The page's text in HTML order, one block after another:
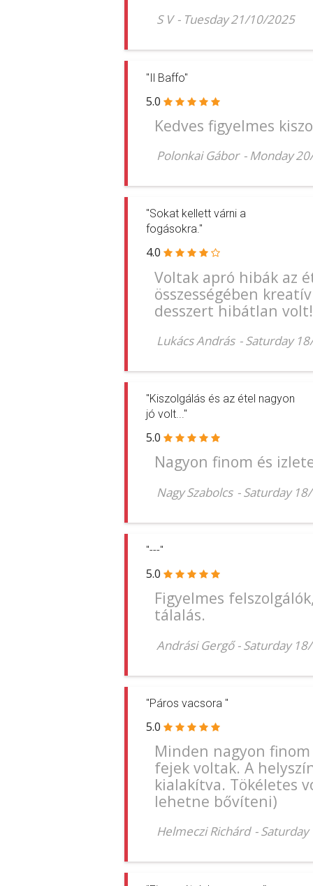
S V - Tuesday 21/10/2025
"Il Baffo"
5.0
Kedves figyelmes
Polonkai Gábor - Monday
"Sokat kellett várni a
fogásokra."
4.0
Voltak apró hibák az
összességében
desszert hibátlan
Lukács András -Saturday
"Kiszolgálás és az étel nagyon
jó volt..."
5.0
Nagyon finom és
Nagy Szabolcs -Saturday
"---"
5.0
Figyelmes
tálalás.
Andrási Gergő-Saturday
"Páros vacsora "
5.0
Minden nagyon
fejek voltak. A
kialakítva. Tökéletes
lehetne bővíteni)
Helmeczi Richárd -